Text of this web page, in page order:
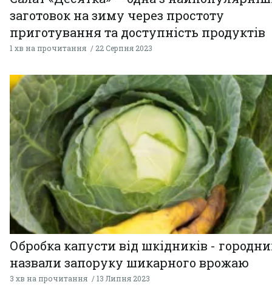
заготовок на зиму через простоту
приготування та доступність продуктів
1 хв на прочитання 22 Серпня 2023
Обробка капусти від шкідників -
назвали запоруку шикарного врожаю
3 хв на прочитання 13 Липня 2023